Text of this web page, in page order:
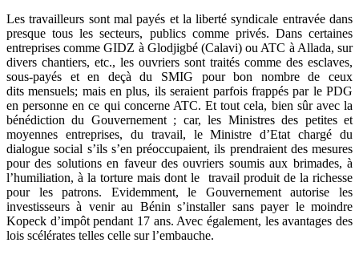
Les travailleurs sont mal payés et la liberté syndicale entravée dans
presque tous les secteurs, publics comme privés. Dans certaines
entreprises comme GIDZ à Glodjigbé (Calavi) ou ATC à Allada, sur
divers chantiers, etc., les ouvriers sont traités comme des esclaves,
sous-payés et en deçà du SMIG pour bon nombre de ceux
dits mensuels; mais en plus, ils seraient parfois frappés par le PDG
en personne en ce qui concerne ATC. Et tout cela, bien sûr avec la
bénédiction du Gouvernement ; car, les Ministres des petites et
moyennes entreprises, du travail, le Ministre d’Etat chargé du
dialogue social s’ils s’en préoccupaient, ils prendraient des mesures
pour des solutions en faveur des ouvriers soumis aux brimades, à
l’humiliation, à la torture mais dont le travail produit de la richesse
pour les patrons. Evidemment, le Gouvernement autorise les
investisseurs à venir au Bénin s’installer sans payer le moindre
Kopeck d’impôt pendant 17 ans. Avec également, les avantages des
lois scélérates telles celle sur l’embauche.